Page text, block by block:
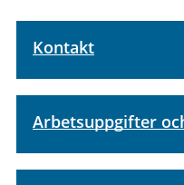
Kontakt
Arbetsuppgifter